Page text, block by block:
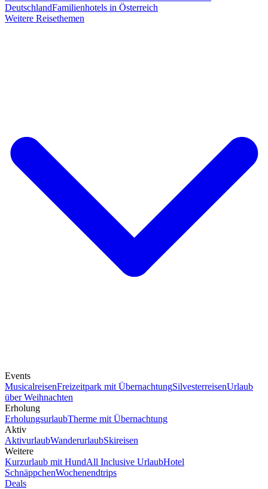
DeutschlandFamilienhotels in Österreich
Weitere Reisethemen
Events
MusicalreisenFreizeitpark mit ÜbernachtungSilvesterreisenUrlaub
über Weihnachten
Erholung
ErholungsurlaubTherme mit Übernachtung
Aktiv
AktivurlaubWanderurlaubSkireisen
Weitere
Kurzurlaub mit HundAll Inclusive UrlaubHotel
SchnäppchenWochenendtrips
Deals